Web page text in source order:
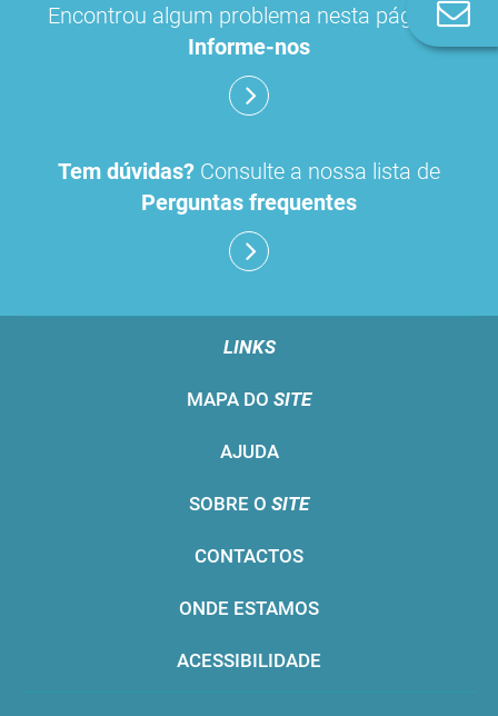
Encontrou algum problema nesta página?
Informe-nos
Tem dúvidas? Consulte a nossa lista de
Perguntas frequentes
LINKS
MAPA DO SITE
AJUDA
SOBRE O SITE
CONTACTOS
ONDE ESTAMOS
ACESSIBILIDADE